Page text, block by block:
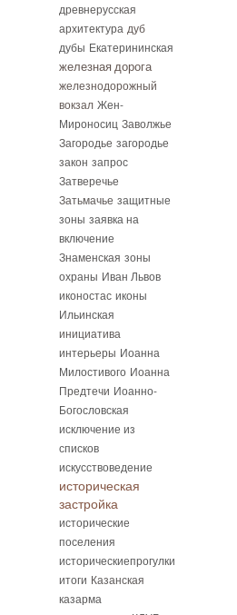
древнерусская
архитектура дуб
дубы Екатерининская
железная дорога
железнодорожный
вокзал Жен-
Мироносиц Заволжье
Загородье загородье
закон запрос
Затверечье
Затьмачье защитные
зоны заявка на
включение
Знаменская зоны
охраны Иван Львов
иконостас иконы
Ильинская
инициатива
интерьеры Иоанна
Милостивого Иоанна
Предтечи Иоанно-
Богословская
исключение из
списков
искусствоведение
историческая
застройка
исторические
поселения
историческиепрогулки
итоги Казанская
казарма